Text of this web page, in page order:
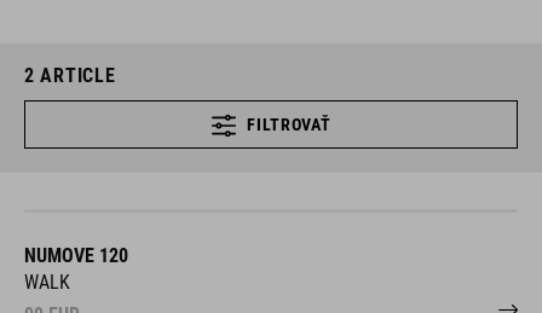
2 ARTICLE
FILTROVAŤ
NUMOVE 120
WALK